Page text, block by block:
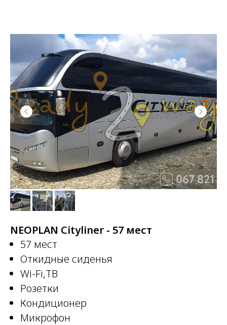
NEOPLAN Cityliner - 57 мест
57 мест
Откидные сиденья
Wi-Fi,ТВ
Розетки
Кондиционер
Микрофон